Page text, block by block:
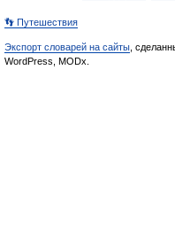
👣 Путешествия
Экспорт словарей на сайты ,
WordPress, MODx.